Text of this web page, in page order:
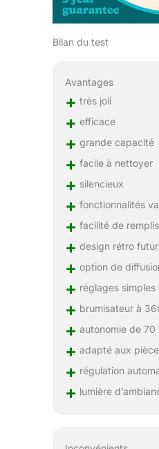
Bilan du test
Avantages
+ très joli
+ efficace
+ grande capacité
+ facile à nettoyer
+ silencieux
+ fonctionnalités
+ facilité de
+ design rétro
+ option de
+ réglages
+ brumisateur à
+ autonomie de 70
+ adapté aux
+ régulation
+ lumière